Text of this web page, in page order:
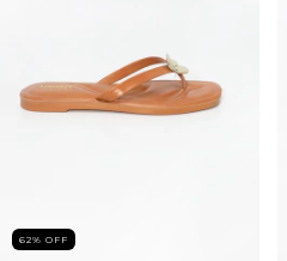
62% OFF